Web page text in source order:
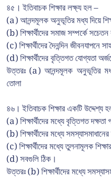
৪৫। ইতিবাচক শিক্ষার লক্ষ্য হল –
(a) আনন্দমূলক অনুভূতির মধ্য দিয়ে
(b) শিক্ষার্থীদের সমাজ সম্পর্কে
(c) শিক্ষার্থীদের দৈনন্দিন জীবনযাপনে
(d) শিক্ষার্থীদের বৃত্তিগত যোগ্যতা
উত্তরঃ (a) আনন্দমূলক অনুভূতির মধ্য
তোলা
৪৬। ইতিবাচক শিক্ষার একটি উদ্দেশ্য
(a) শিক্ষার্থীদের মধ্যে বৃত্তিগত
(b) শিক্ষার্থীদের মধ্যে
(c) শিক্ষার্থীদের মধ্যে তুলনামূলক
(d) সবগুলি ঠিক।
উত্তরঃ (b) শিক্ষার্থীদের মধ্যে